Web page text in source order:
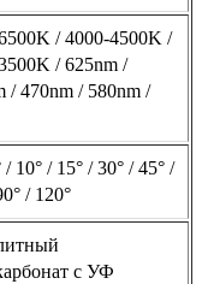
/ 4000-4500K /
/ 625nm /
/ 470nm / 580nm /
/ 10° / 15° / 30° / 45° /
/ 120°
с УФ